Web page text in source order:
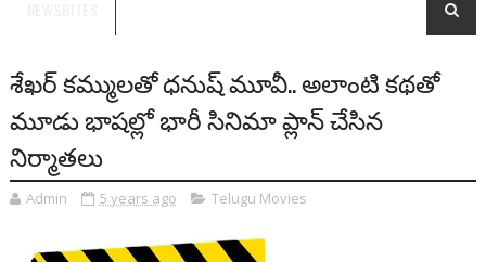
శేఖర్‌ కమ్ములతో ధనుష్ మూవీ.. అలాంటి కథతో
మూడు భాషల్లో భారీ సినిమా ప్లాన్ చేసిన
నిర్మాతలు
Admin 5 years ago Telugu Movies